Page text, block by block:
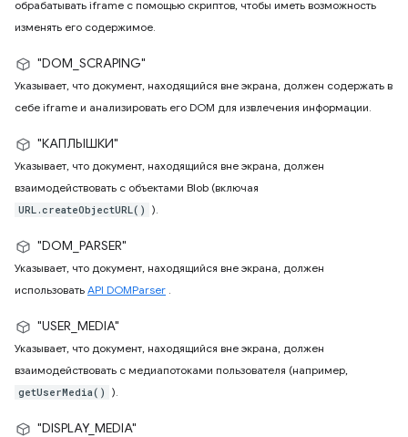
обрабатывать iframe с помощью скриптов, чтобы иметь возможность
изменять его содержимое.
"DOM_SCRAPING"
Указывает, что документ, находящийся вне экрана, должен содержать в
себе iframe и анализировать его DOM для извлечения информации.
"КАПЛЫШКИ"
Указывает, что документ, находящийся вне экрана, должен
взаимодействовать с объектами Blob (включая
URL.createObjectURL() ).
"DOM_PARSER"
Указывает, что документ, находящийся вне экрана, должен
использовать API DOMParser .
"USER_MEDIA"
Указывает, что документ, находящийся вне экрана, должен
взаимодействовать с медиапотоками пользователя (например,
getUserMedia() ).
"DISPLAY_MEDIA"